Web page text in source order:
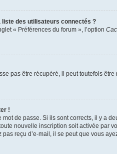
liste des utilisateurs connectés ?
« Préférences du forum », l’option
pas être récupéré, il peut toutefois
!
de passe. Si ils sont corrects, il y a
nouvelle inscription soit activée par
reçu d’e-mail, il se peut que vous